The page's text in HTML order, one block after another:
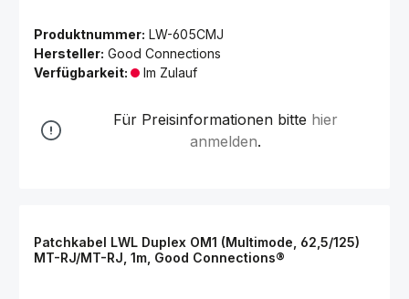
Produktnummer: LW-605CMJ
Hersteller: Good Connections
Verfügbarkeit:
Im Zulauf
Für Preisinformationen bitte hier
anmelden.
Patchkabel LWL Duplex OM1 (Multimode, 62,5/125)
MT-RJ/MT-RJ, 1m, Good Connections®